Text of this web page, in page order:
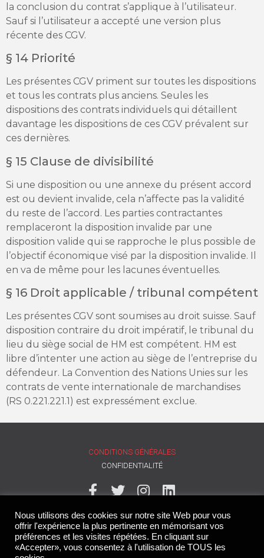
la conclusion du contrat s’applique à l’utilisateur.
Sauf si l’utilisateur a accepté une version plus
récente des CGV.
§ 14 Priorité
Les présentes CGV priment sur toutes les dispositions
et tous les contrats plus anciens. Seules les
dispositions des contrats individuels qui détaillent
davantage les dispositions de ces CGV prévalent sur
ces dernières.
§ 15 Clause de divisibilité
Si une disposition ou une annexe du présent accord
est ou devient invalide, cela n’affecte pas la validité
du reste de l’accord. Les parties contractantes
remplaceront la disposition invalide par une
disposition valide qui se rapproche le plus possible de
l’objectif économique visé par la disposition invalide. Il
en va de même pour les lacunes éventuelles.
§ 16 Droit applicable / tribunal compétent
Les présentes CGV sont soumises au droit suisse. Sauf
disposition contraire du droit impératif, le tribunal du
lieu du siège social de HM est compétent. HM est
libre d’intenter une action au siège de l’entreprise du
défendeur. La Convention des Nations Unies sur les
contrats de vente internationale de marchandises
(RS 0.221.221.1) est expressément exclue.
CONDITIONS GÉNÉRALES
CONFIDENTIALITÉ
Nous utilisons des cookies sur notre site Web pour vous
offrir l'expérience la plus pertinente en mémorisant vos
préférences et les visites répétées. En cliquant sur
«Accepter», vous consentez à l'utilisation de TOUS les